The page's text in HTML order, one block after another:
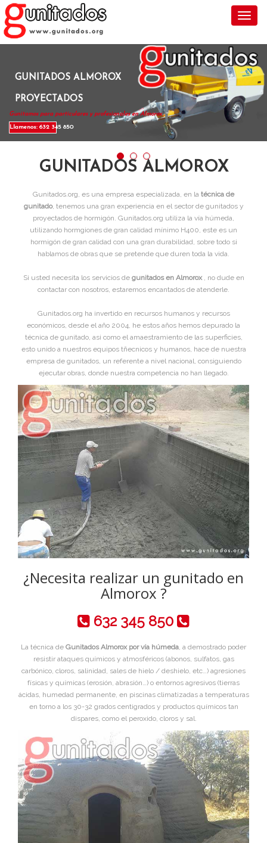
GUNITADOS ALMOROX
PROYECTADOS
Gunitamos para particulares y profesionales en Almorox .
Llamenos: 632 345 850
GUNITADOS ALMOROX
Gunitados.org, es una empresa especializada, en la técnica de
gunitado, tenemos una gran experiencia en el sector de gunitados y
proyectados de hormigón. Gunitados.org utiliza la vía húmeda,
utilizando hormgiones de gran calidad mínimo H400, este es un
hormigón de gran calidad con una gran durabilidad, sobre todo si
hablamos de obras que se pretende que duren toda la vida.
Si usted necesita los servicios de gunitados en Almorox , no dude en
contactar con nosotros, estaremos encantados de atenderle.
Gunitados.org ha invertido en recursos humanos y recursos
económicos, desde el año 2004, he estos años hemos depurado la
técnica de gunitado, asi como el amaestramiento de las superficies,
esto unido a nuestros equipos tñecnicos y humanos, hace de nuestra
empresa de gunitados, un referente a nivel nacional, consiguiendo
ejecutar obras, donde nuestra competencia no han llegado.
¿Necesita realizar un gunitado en
Almorox ?
632 345 850
La técnica de Gunitados Almorox por vía húmeda, a demostrado poder
resistir ataques químicos y atmosféricos (abonos, sulfatos, gas
carbónico, cloros, salinidad, sales de hielo / deshielo, etc…) agresiones
físicas y químicas (erosión, abrasión…) o entornos agresivos (tierras
ácidas, humedad permanente, en piscinas climatizadas a temperaturas
en torno a los 30-32 grados centigrados y productos químicos tan
dispares, como el peroxido, cloros y sal.